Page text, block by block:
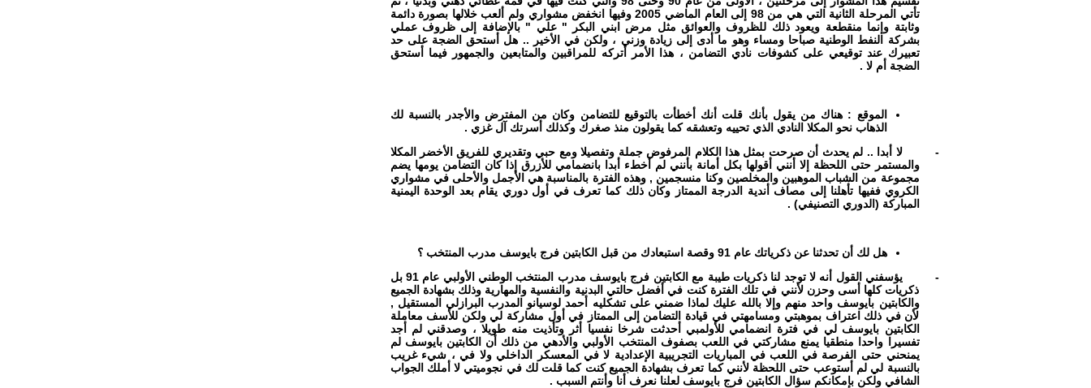
تأتي المرحلة الثانية التي هي من 98 إلى العام الماضي 2005 وفيها انخفض مشواري ولم ألعب خلالها بصورة دائمة
وثابتة وإنما منقطعة ويعود ذلك للظروف والعوائق مثل مرض ابني البكر " علي " بالإضافة إلى ظروف عملي
بشركة النفط الوطنية صباحا ومساء وهو ما أدى إلى زيادة وزني ، ولكن في الأخير .. هل أستحق الضجة على حد
تعبيرك عند توقيعي على كشوفات نادي التضامن ، هذا الأمر أتركه للمراقبين والمتابعين والجمهور فيما أستحق
الضجة أم لا .
الموقع : هناك من يقول بأنك قلت أنك أخطأت بالتوقيع للتضامن وكان من المفترض والأجدر بالنسبة لك
الذهاب نحو المكلا النادي الذي تحييه وتعشقه كما يقولون منذ صغرك وكذلك أسرتك آل غزي .
-
لا أبدا .. لم يحدث أن صرحت بمثل هذا الكلام المرفوض جملة وتفصيلا ومع حبي وتقديري للفريق الأخضر المكلا
والمستمر حتى اللحظة إلا أنني أقولها بكل أمانة بأنني لم أخطء أبدا بانضمامي للأزرق إذا كان التضامن يومها يضم
مجموعة من الشباب الموهبين والمخلصين وكنا منسجمين , وهذه الفترة بالمناسبة هي الأجمل والأحلى في مشواري
الكروي ففيها تأهلنا إلى مصاف أندية الدرجة الممتاز وكان ذلك كما تعرف في أول دوري يقام بعد الوحدة اليمنية
المباركة (الدوري التصنيفي) .
هل لك أن تحدثنا عن ذكرياتك عام 91 وقصة استبعادك من قبل الكابتين فرج بايوسف مدرب المنتخب ؟
-
يؤسفني القول أنه لا توجد لنا ذكريات طيبة مع الكابتين فرج بايوسف مدرب المنتخب الوطني الأولبي عام 91 بل
ذكريات كلها أسى وحزن لأنني في تلك الفترة كنت في أفضل حالتي البدنية والنفسية والمهارية وذلك بشهادة الجميع
والكابتين بايوسف واحد منهم وإلا بالله عليك لماذا ضمني على تشكليه أحمد لوسيانو المدرب البرازلي المستقيل ,
لأن في ذلك اعتراف بموهبتي ومسامهتي في قيادة التضامن إلى الممتاز في أول مشاركة لي ولكن للأسف معاملة
الكابتين بايوسف لي في فترة انضمامي للأولمبي أحدثت شرخا نفسيا أثر وتأذيت منه طويلا ، وصدقني لم أجد
تفسيرا واحدا منطقيا يمنع مشاركتي في اللعب بصفوف المنتخب الأولبي والأدهي من ذلك أن الكابتين بايوسف لم
يمنحني حتى الفرصة في اللعب في المباريات التجريبية الإعدادية لا في المعسكر الداخلي ولا في ، شيء غريب
بالنسبة لي لم أستوعب حتى اللحظة لأنني كما تعرف بشهادة الجميع كنت كما قلت لك في نجوميتي لا أملك الجواب
الشافي ولكن بإمكانكم سؤال الكابتين فرج بايوسف لعلنا نعرف أنا وأنتم السبب .